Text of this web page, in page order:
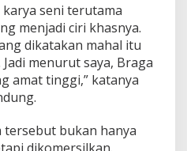
seni terutama
menjadi ciri khasnya.
dikatakan mahal itu
menurut saya, Braga
amat tinggi,” katanya
tersebut bukan hanya
dikomersilkan.